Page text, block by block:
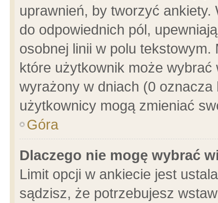
uprawnień, by tworzyć ankiety.
do odpowiednich pól,
osobnej linii w polu
które użytkownik może
wyrażony w dniach (0
użytkownicy mogą zmieniać
Góra
Dlaczego nie mogę wybrać
Limit opcji w ankiecie jest
sądzisz, że potrzebujesz